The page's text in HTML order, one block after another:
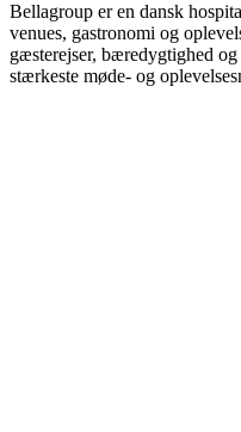
Bellagroup er en dansk
venues, gastronomi og
gæsterejser, bæredygtighed
stærkeste møde- og